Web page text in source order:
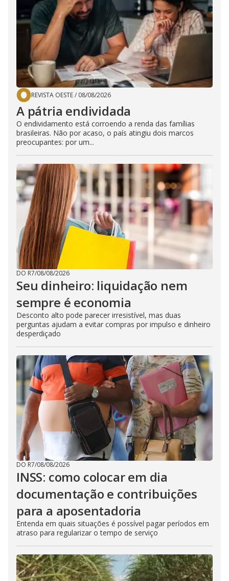
REVISTA OESTE/ 08/08/2026
A pátria endividada
O endividamento está corroendo a renda das famílias
brasileiras. Não por acaso, o país atingiu dois marcos
preocupantes: por um...
DO R7/08/08/2026
Seu dinheiro: liquidação nem
sempre é economia
Desconto alto pode parecer irresistível, mas duas
perguntas ajudam a evitar compras por impulso e dinheiro
desperdiçado
DO R7/08/08/2026
INSS: como colocar em dia
documentação e contribuições
para a aposentadoria
Entenda em quais situações é possível pagar períodos em
atraso para regularizar o tempo de serviço